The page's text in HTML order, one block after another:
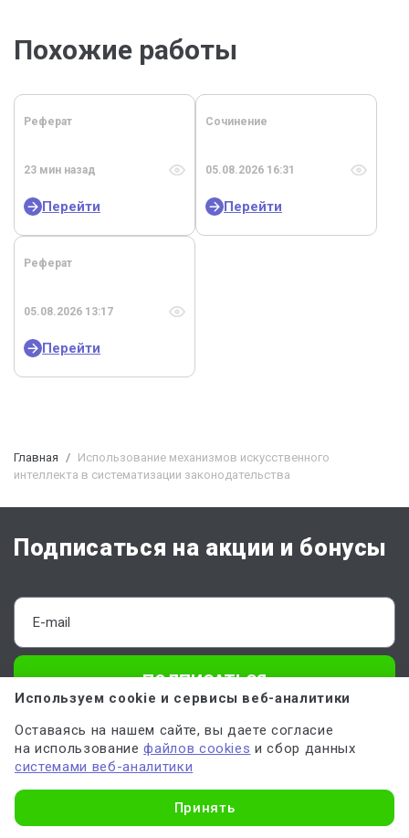
Похожие работы
Реферат
23 мин назад
Перейти
Сочинение
05.08.2026 16:31
Перейти
Реферат
05.08.2026 13:17
Перейти
Главная
Использование механизмов искусственного
интеллекта в систематизации законодательства
О Work5
Подписаться на акции и бонусы
ПОДПИСАТЬСЯ
Отправляя форму, вы соглашаетесь софертой,политикой обработки
и даёте согласие на обработку данных
Используем cookie и сервисы веб-аналитики
Оставаясь на нашем сайте, вы даете согласие
на использованиефайлов cookies и сбор данных
системами веб-аналитики
Принять